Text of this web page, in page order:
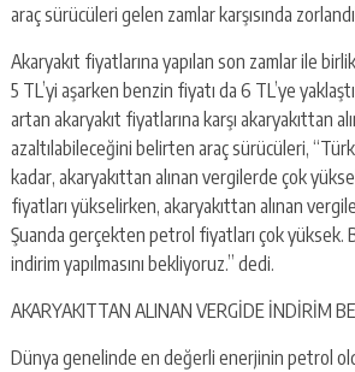
araç sürücüleri gelen zamlar karşısında
Akaryakıt fiyatlarına yapılan son zamlar ile
5 TL’yi aşarken benzin fiyatı da 6 TL’ye
artan akaryakıt fiyatlarına karşı akaryakıttan
azaltılabileceğini belirten araç sürücüleri,
kadar, akaryakıttan alınan vergilerde çok
fiyatları yükselirken, akaryakıttan alınan
Şuanda gerçekten petrol fiyatları çok yüksek.
indirim yapılmasını bekliyoruz.” dedi.
AKARYAKITTAN ALINAN VERGİDE İNDİRİM
Dünya genelinde en değerli enerjinin petrol